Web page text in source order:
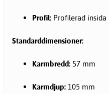
Profil: Profilerad insida
Standarddimensioner:
Karmbredd: 57 mm
Karmdjup: 105 mm